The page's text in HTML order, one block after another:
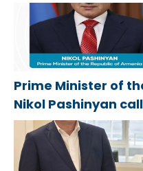
Cumhurbaşkanı
Prime Minister of
Nikol Pashinyan
Republic of